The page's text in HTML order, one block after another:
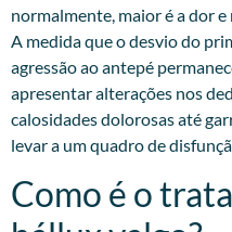
normalmente, maior é a dor e
A medida que o desvio do
agressão ao antepé
apresentar alterações nos
calosidades dolorosas até
levar a um quadro de
Como é o